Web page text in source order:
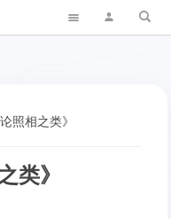
照相之类》
类》